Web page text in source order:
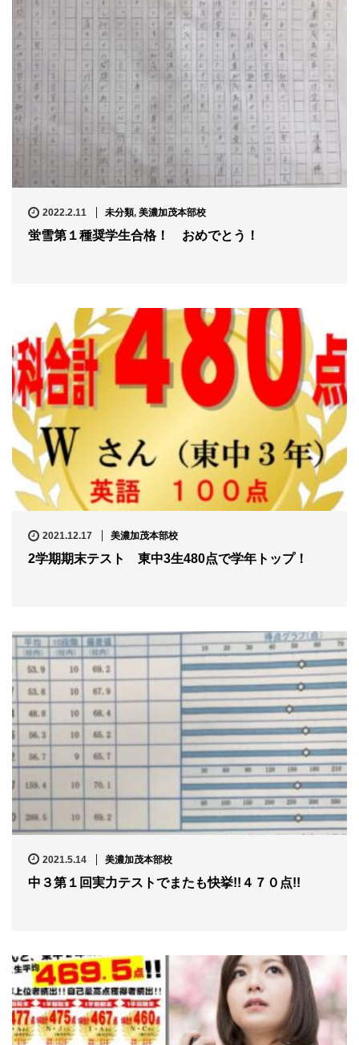
2022.2.11 未分類, 美濃加茂本部校
蛍雪第１種奨学生合格！ おめでとう！
2021.12.17 美濃加茂本部校
2学期期末テスト 東中3生480点で学年トップ！
2021.5.14 美濃加茂本部校
中３第１回実力テストでまたも快挙!!４７０点!!